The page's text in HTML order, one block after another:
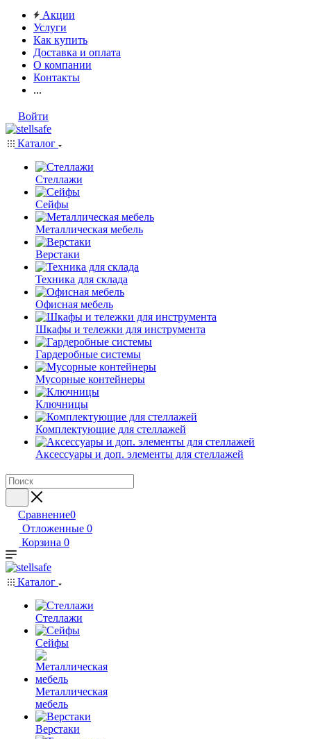
Акции
Услуги
Как купить
Доставка и оплата
О компании
Контакты
...
Войти
Каталог
Стеллажи
Сейфы
Металлическая мебель
Верстаки
Техника для склада
Офисная мебель
Шкафы и тележки для инструмента
Гардеробные системы
Мусорные контейнеры
Ключницы
Комплектующие для стеллажей
Аксессуары и доп. элементы для стеллажей
Сравнение0
Отложенные 0
Корзина 0
Каталог
Стеллажи
Сейфы
Металлическая
мебель
Верстаки